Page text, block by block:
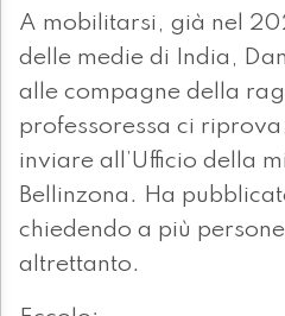
A mobilitarsi, già nel
delle medie di India,
alle compagne della
professoressa ci
inviare all’Ufficio della
Bellinzona. Ha
chiedendo a più
altrettanto.